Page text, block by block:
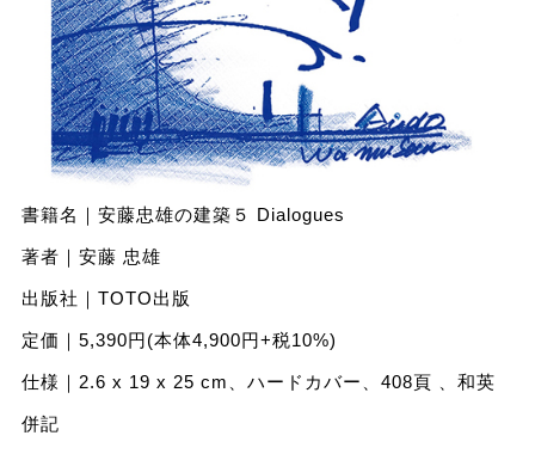
書籍名｜安藤忠雄の建築５ Dialogues
著者｜安藤 忠雄
出版社｜TOTO出版
定価｜5,390円(本体4,900円+税10%)
仕様｜2.6 x 19 x 25 cm、ハードカバー、408頁 、和英
併記